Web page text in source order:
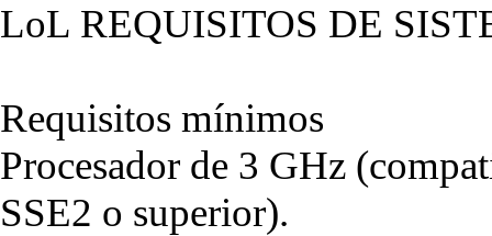
LoL REQUISITOS DE
Requisitos mínimos
Procesador de 3 GHz
SSE2 o superior).